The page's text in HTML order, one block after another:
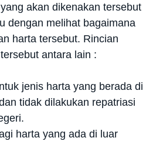
akan dikenakan tersebut
dengan melihat bagaimana
harta tersebut. Rincian
antara lain :
jenis harta yang berada di
tidak dilakukan repatriasi
harta yang ada di luar